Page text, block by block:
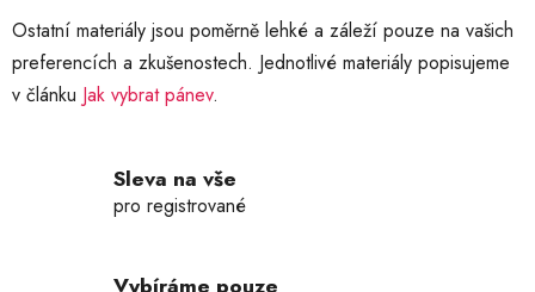
Ostatní materiály jsou poměrně lehké a záleží pouze na vašich
preferencích a zkušenostech. Jednotlivé materiály popisujeme
v článku Jak vybrat pánev.
Sleva na vše
pro registrované
Vybíráme pouze